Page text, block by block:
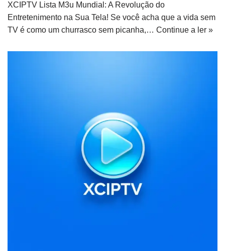
XCIPTV Lista M3u Mundial: A Revolução do
Entretenimento na Sua Tela! Se você acha que a vida sem
TV é como um churrasco sem picanha,… Continue a ler »